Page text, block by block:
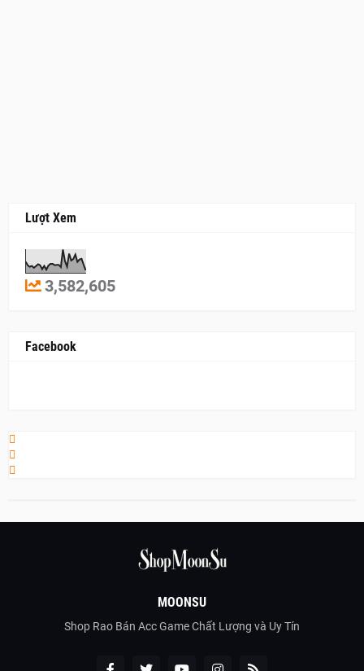
Lượt Xem
3,582,605
Facebook
MOONSU
Shop Rao Bán Acc Game Chất Lượng và Uy Tín